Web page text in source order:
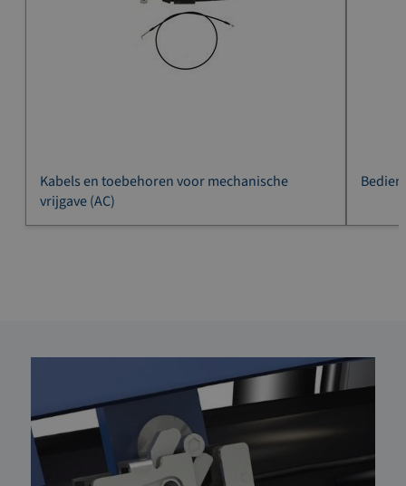
Kabels en toebehoren voor mechanische
vrijgave (AC)